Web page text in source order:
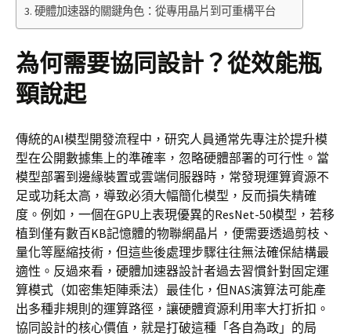
硬體加速器的關鍵角色：從專用晶片到可重構平台
為何需要協同設計？從效能瓶
頸說起
傳統的AI模型開發流程中，研究人員通常先專注於提升模
型在公開數據集上的準確率，忽略硬體部署的可行性。當
模型部署到邊緣裝置或雲端伺服器時，常發現運算資源不
足或功耗太高，導致必須大幅簡化模型，反而損失精確
度。例如，一個在GPU上表現優異的ResNet-50模型，若移
植到僅有數百KB記憶體的物聯網晶片，便需要透過剪枝、
量化等壓縮技術，但這些後處理步驟往往無法確保結構最
適性。反過來看，硬體加速器設計者過去習慣針對固定運
算模式（如密集矩陣乘法）最佳化，但NAS演算法可能產
出多種非規則的運算路徑，讓硬體資源利用率大打折扣。
協同設計的核心價值，就是打破這種「各自為政」的局